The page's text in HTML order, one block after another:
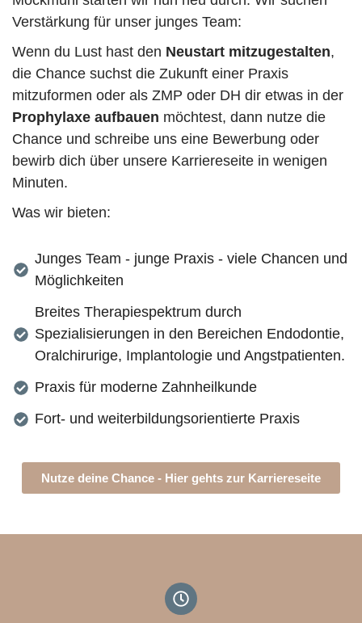
Verstärkung für unser junges Team:
Wenn du Lust hast den Neustart mitzugestalten,
die Chance suchst die Zukunft einer Praxis
mitzuformen oder als ZMP oder DH dir etwas in der
Prophylaxe aufbauen möchtest, dann nutze die
Chance und schreibe uns eine Bewerbung oder
bewirb dich über unsere Karriereseite in wenigen
Minuten.
Was wir bieten:
Junges Team - junge Praxis - viele Chancen und
Möglichkeiten
Breites Therapiespektrum durch
Spezialisierungen in den Bereichen Endodontie,
Oralchirurige, Implantologie und Angstpatienten.
Praxis für moderne Zahnheilkunde
Fort- und weiterbildungsorientierte Praxis
Nutze deine Chance - Hier gehts zur Karriereseite